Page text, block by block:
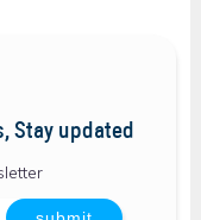
Stay updated